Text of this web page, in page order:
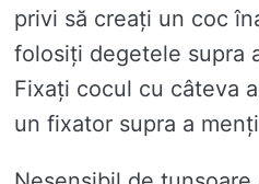
privi să creați un coc
folosiți degetele supra
Fixați cocul cu câteva
un fixator supra a